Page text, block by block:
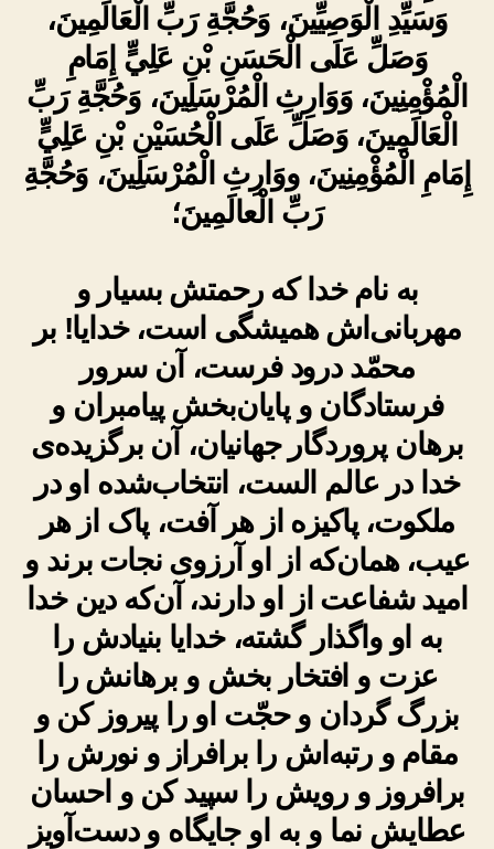
وَسَيِّدِ الْوَصِيِّينَ، وَحُجَّةِ رَبِّ الْعَالَمِينَ،
وَصَلِّ عَلَى الْحَسَنِ بْنِ عَلِيٍّ إِمَامِ
الْمُؤْمِنِينَ، وَوَارِثِ الْمُرْسَلِينَ، وَحُجَّةِ رَبِّ
الْعَالَمِينَ، وَصَلِّ عَلَى الْحُسَيْنِ بْنِ عَلِيٍّ
إِمَامِ الْمُؤْمِنِينَ، ووَارِثِ الْمُرْسَلِينَ، وَحُجَّةِ
رَبِّ الْعالَمِينَ؛
به نام خدا که رحمتش بسیار و
مهربانی‌اش همیشگی است، خدایا! بر
محمّد درود فرست، آن سرور
فرستادگان و پایان‌بخش پیامبران و
برهان پروردگار جهانیان، آن برگزیده‌ی
خدا در عالم الست، انتخاب‌شده او در
ملکوت، پاکیزه از هر آفت، پاک از هر
عیب، همان‌که از او آرزوی نجات برند و
امید شفاعت از او دارند، آن‌که دین خدا
به او واگذار گشته، خدایا بنیادش را
عزت و افتخار بخش و برهانش را
بزرگ گردان و حجّت او را پیروز کن و
مقام و رتبه‌اش را برافراز و نورش را
برافروز و رویش را سپید کن و احسان
عطایش نما و به او جایگاه و دست‌آویز